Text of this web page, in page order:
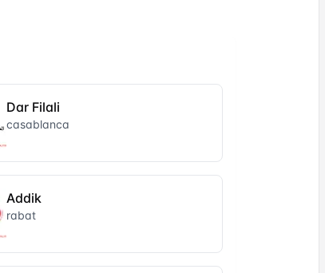
Dar Filali
casablanca
Addik
rabat